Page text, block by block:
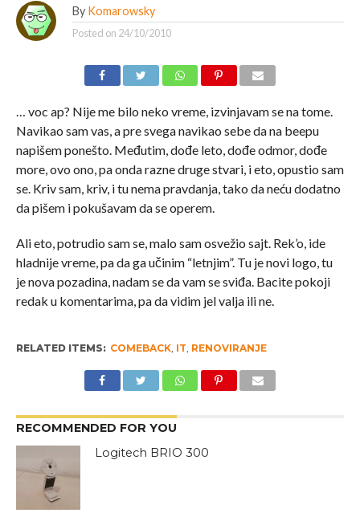
By Komarowsky
Posted on 24/10/2010
… voc ap? Nije me bilo neko vreme, izvinjavam se na tome.
Navikao sam vas, a pre svega navikao sebe da na beepu
napišem ponešto. Međutim, dođe leto, dođe odmor, dođe
more, ovo ono, pa onda razne druge stvari, i eto, opustio sam
se. Kriv sam, kriv, i tu nema pravdanja, tako da neću dodatno
da pišem i pokušavam da se operem.
Ali eto, potrudio sam se, malo sam osvežio sajt. Rek’o, ide
hladnije vreme, pa da ga učinim “letnjim”. Tu je novi logo, tu
je nova pozadina, nadam se da vam se sviđa. Bacite pokoji
redak u komentarima, pa da vidim jel valja ili ne.
RELATED ITEMS: COMEBACK, IT, RENOVIRANJE
RECOMMENDED FOR YOU
Logitech BRIO 300